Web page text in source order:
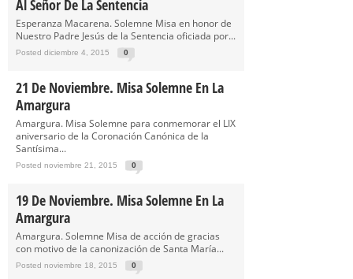
Al Señor De La Sentencia
Esperanza Macarena. Solemne Misa en honor de
Nuestro Padre Jesús de la Sentencia oficiada por...
Posted diciembre 4, 2015 0
21 De Noviembre. Misa Solemne En La
Amargura
Amargura. Misa Solemne para conmemorar el LIX
aniversario de la Coronación Canónica de la
Santísima...
Posted noviembre 21, 2015 0
19 De Noviembre. Misa Solemne En La
Amargura
Amargura. Solemne Misa de acción de gracias
con motivo de la canonización de Santa María...
Posted noviembre 18, 2015 0